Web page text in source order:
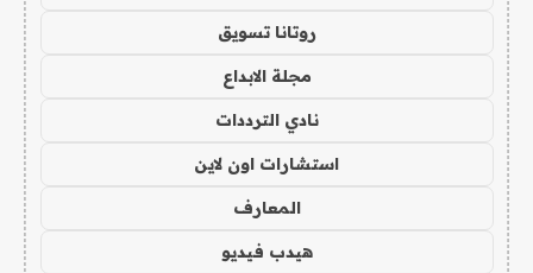
روتانا تسويق
مجلة الابداع
نادي الترددات
استشارات اون لاين
المعارف
هيدب فيديو